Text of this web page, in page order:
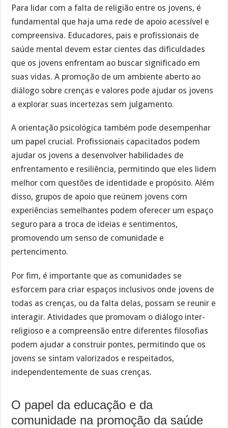
Para lidar com a falta de religião entre os jovens, é
fundamental que haja uma rede de apoio acessível e
compreensiva. Educadores, pais e profissionais de
saúde mental devem estar cientes das dificuldades
que os jovens enfrentam ao buscar significado em
suas vidas. A promoção de um ambiente aberto ao
diálogo sobre crenças e valores pode ajudar os jovens
a explorar suas incertezas sem julgamento.
A orientação psicológica também pode desempenhar
um papel crucial. Profissionais capacitados podem
ajudar os jovens a desenvolver habilidades de
enfrentamento e resiliência, permitindo que eles lidem
melhor com questões de identidade e propósito. Além
disso, grupos de apoio que reúnem jovens com
experiências semelhantes podem oferecer um espaço
seguro para a troca de ideias e sentimentos,
promovendo um senso de comunidade e
pertencimento.
Por fim, é importante que as comunidades se
esforcem para criar espaços inclusivos onde jovens de
todas as crenças, ou da falta delas, possam se reunir e
interagir. Atividades que promovam o diálogo inter-
religioso e a compreensão entre diferentes filosofias
podem ajudar a construir pontes, permitindo que os
jovens se sintam valorizados e respeitados,
independentemente de suas crenças.
O papel da educação e da
comunidade na promoção da saúde